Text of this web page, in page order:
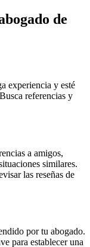
de
experiencia y esté
referencias y
a amigos,
similares.
las reseñas de
por tu abogado.
para establecer una